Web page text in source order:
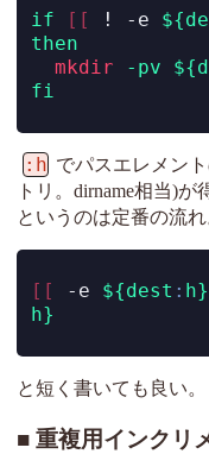
if [[ ! -e
then
mkdir
-pv
fi
:h でパスエレメン
トリ。dirname相当)
というのは定番の流れ
[[ -e ${dest : h}
h}
と短く書いても良い。
重複用インクリ